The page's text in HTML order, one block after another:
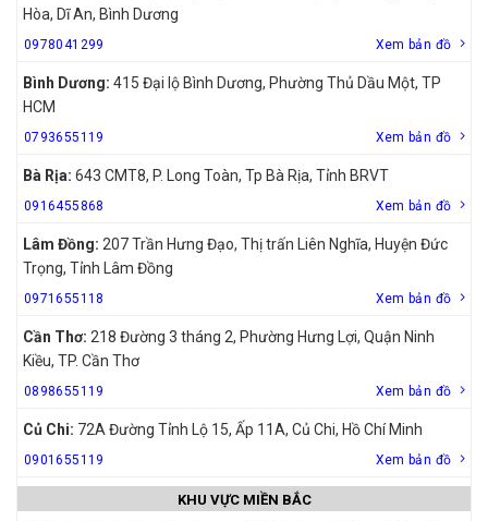
Hòa, Dĩ An, Bình Dương
0978041299 Xem bản đồ
Bình Dương: 415 Đại lộ Bình Dương, Phường Thủ Dầu Một, TP
HCM
0793655119 Xem bản đồ
Bà Rịa: 643 CMT8, P. Long Toàn, Tp Bà Rịa, Tỉnh BRVT
0916455868 Xem bản đồ
Lâm Đồng: 207 Trần Hưng Đạo, Thị trấn Liên Nghĩa, Huyện Đức
Trọng, Tỉnh Lâm Đồng
0971655118 Xem bản đồ
Cần Thơ: 218 Đường 3 tháng 2, Phường Hưng Lợi, Quận Ninh
Kiều, TP. Cần Thơ
0898655119 Xem bản đồ
Củ Chi: 72A Đường Tỉnh Lộ 15, Ấp 11A, Củ Chi, Hồ Chí Minh
0901655119 Xem bản đồ
KHU VỰC MIỀN BẮC